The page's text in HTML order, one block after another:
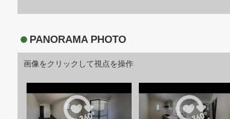
PANORAMA PHOTO
画像をクリックして視点を操作